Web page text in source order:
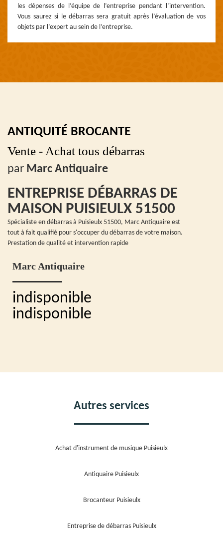
les dépenses de l’équipe de l’entreprise pendant l’intervention.
Vous saurez si le débarras sera gratuit après l’évaluation de vos
objets par l’expert au sein de l’entreprise.
ANTIQUITÉ BROCANTE
Vente - Achat tous débarras
par Marc Antiquaire
ENTREPRISE DÉBARRAS DE
MAISON PUISIEULX 51500
Spécialiste en débarras à Puisieulx 51500, Marc Antiquaire est
tout à fait qualifié pour s'occuper du débarras de votre maison.
Prestation de qualité et intervention rapide
Marc Antiquaire
indisponible
indisponible
Autres services
Achat d'instrument de musique Puisieulx
Antiquaire Puisieulx
Brocanteur Puisieulx
Entreprise de débarras Puisieulx